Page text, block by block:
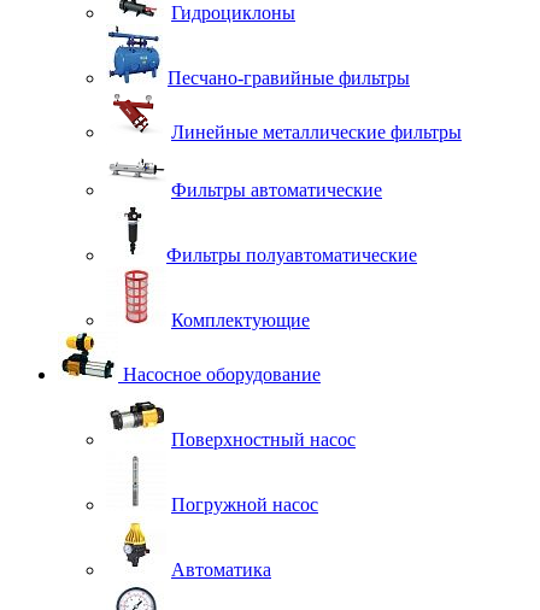
Гидроциклоны
Песчано-гравийные фильтры
Линейные металлические фильтры
Фильтры автоматические
Фильтры полуавтоматические
Комплектующие
Насосное оборудование
Поверхностный насос
Погружной насос
Автоматика